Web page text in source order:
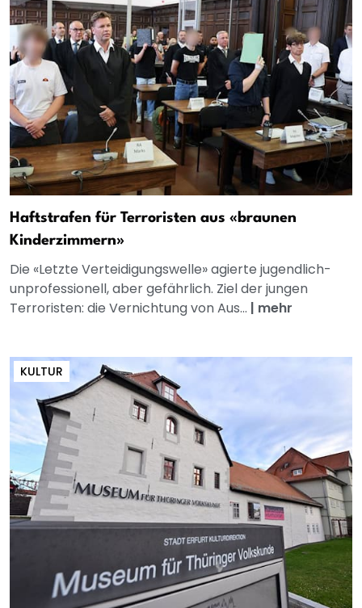
Haftstrafen für Terroristen aus «braunen
Kinderzimmern»
Die «Letzte Verteidigungswelle» agierte jugendlich-
unprofessionell, aber gefährlich. Ziel der jungen
Terroristen: die Vernichtung von Aus... | mehr
KULTUR